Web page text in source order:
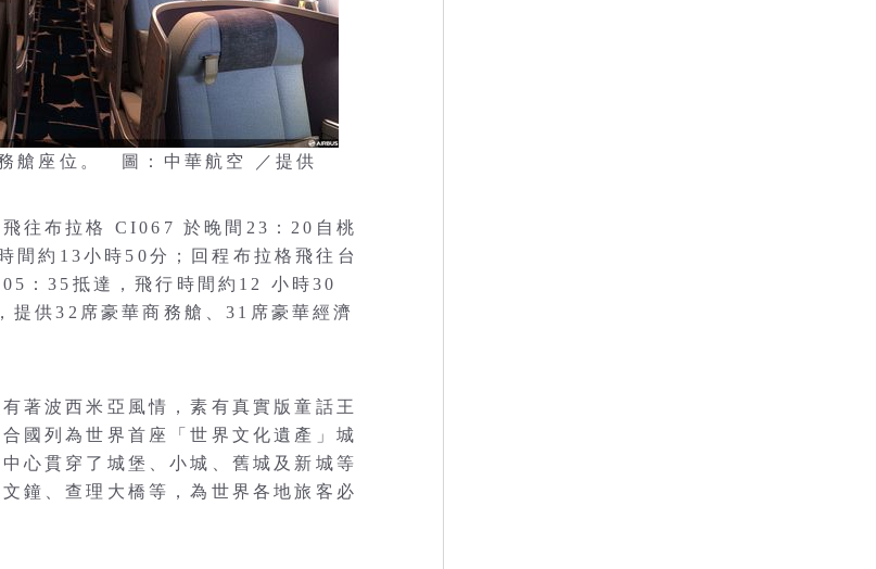
艙座位。 圖：中華航空 ／提供
往布拉格 CI067 於晚間23：20自桃
間約13小時50分；回程布拉格飛往台
：35抵達，飛行時間約12 小時30
供32席豪華商務艙、31席豪華經濟
著波西米亞風情，素有真實版童話王
國列為世界首座「世界文化遺產」城
心貫穿了城堡、小城、舊城及新城等
鐘、查理大橋等，為世界各地旅客必